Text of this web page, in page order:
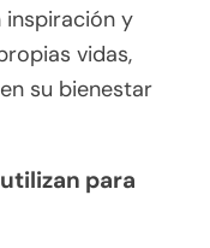
y
vidas,
su bienestar
para